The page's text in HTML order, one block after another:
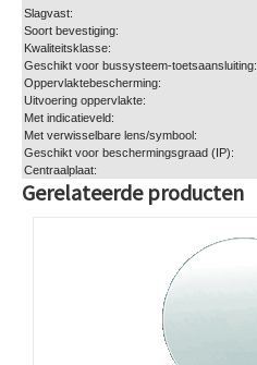
Slagvast:
Soort bevestiging:
Kwaliteitsklasse:
Geschikt voor bussysteem-toetsaansluiting:
Oppervlaktebescherming:
Uitvoering oppervlakte:
Met indicatieveld:
Met verwisselbare lens/symbool:
Geschikt voor beschermingsgraad (IP):
Centraalplaat:
Gerelateerde producten